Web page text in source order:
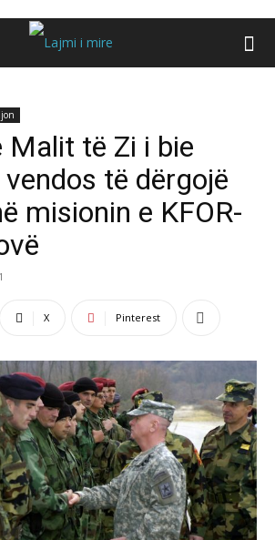
Malit të Zi i bie
të dërgojë
misionin e KFOR-
X Pinterest